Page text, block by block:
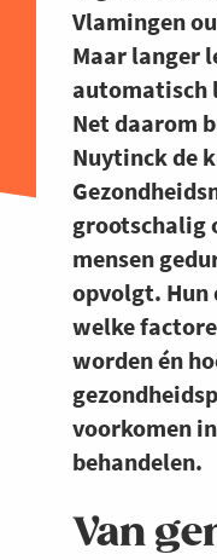
Vlamingen
Maar langer
automatisch
Net daarom
Nuytinck de
grootschalig
mensen
opvolgt. Hun
welke
worden én
voorkomen
behandelen.
Van